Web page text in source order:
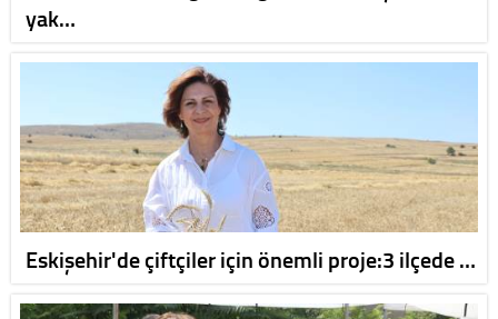
yak…
Eskişehir'de çiftçiler için önemli proje:3 ilçede …